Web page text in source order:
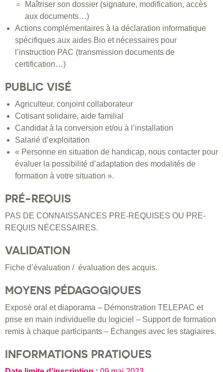
Maîtriser son dossier (signature, modification, accès
aux documents…)
Actions complémentaires à la déclaration informatique
spécifiques aux aides Bio et nécessaires pour
l’instruction PAC (transmission documents de
certification…)
PUBLIC VISÉ
Agriculteur, conjoint collaborateur
Cotisant solidaire, aide familial
Candidat à la conversion et/ou à l’installation
Salarié d’exploitation
« Personne en situation de handicap, nous contacter pour
évaluer la possibilité d’adaptation des modalités de
formation à votre situation ».
PRÉ-REQUIS
PAS DE CONNAISSANCES PRE-REQUISES OU PRE-
REQUIS NÉCESSAIRES.
VALIDATION
Fiche d’évaluation / évaluation des acquis.
MOYENS PÉDAGOGIQUES
Exposé oral et diaporama – Démonstration TELEPAC et
prise en main individuelle du logiciel – Support de formation
remis à chaque participants – Échanges avec les stagiaires.
INFORMATIONS PRATIQUES